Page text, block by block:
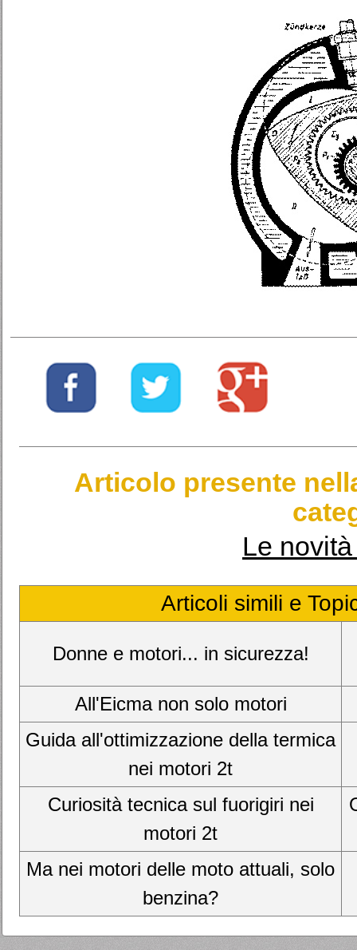
Articolo presente
Le
Articoli simili e
Donne e motori... in sicurezza!
All'Eicma non solo motori
Guida all'ottimizzazione della termica
nei motori 2t
Curiosità tecnica sul fuorigiri nei
motori 2t
Ma nei motori delle moto attuali, solo
benzina?